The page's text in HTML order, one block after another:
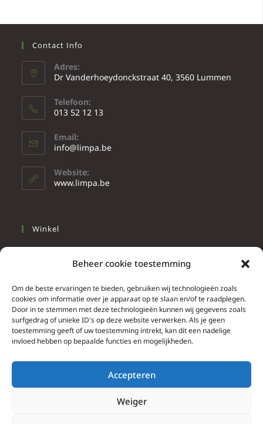
Beheer cookie toestemming
Om de beste ervaringen te bieden, gebruiken wij technologieën zoals
cookies om informatie over je apparaat op te slaan en/of te raadplegen.
Door in te stemmen met deze technologieën kunnen wij gegevens zoals
surfgedrag of unieke ID's op deze website verwerken. Als je geen
toestemming geeft of uw toestemming intrekt, kan dit een nadelige
invloed hebben op bepaalde functies en mogelijkheden.
Accepteren
Weiger
Contact Info
Adres:
Dr Vanderhoeydonckstraat 40, 3560 Lummen
Telefoon:
013 52 12 13
Email:
info@limpa.be
Website:
www.limpa.be
Winkel
Wonen
Info
Contacteer ons